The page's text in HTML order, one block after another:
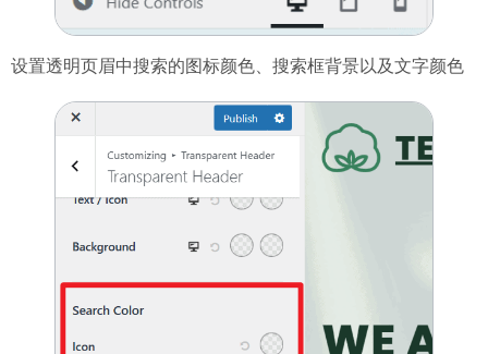
设置透明页眉中搜索的图标颜色、搜索框背景以及文字颜色